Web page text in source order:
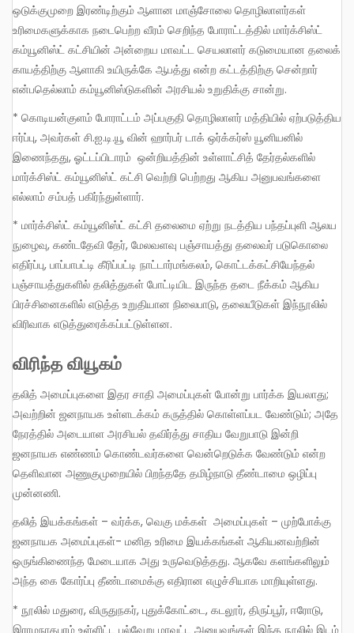
ஒடுக்குமுறை இரண்டிற்கும் ஆளான மாஞ்சோலை தொழிலாளர்கள்
உரிமைகளுக்காக நடைபெற்ற வீரம் செறிந்த போராட்டத்தில் மார்க்சிஸ்ட்
கம்யூனிஸ்ட் கட்சியின் அன்றைய மாவட்ட செயலாளர் கடுமையான தலைக்
காயத்திற்கு ஆளாகி உயிருக்கே ஆபத்து என்ற கட்டத்திற்கு சென்றார்
என்பதெல்லாம் கம்யூனிஸ்டுகளின் அரசியல் உறுதிக்கு சான்று.
* கொடியன்குளம் போராட்டம் அப்பகுதி தொழிலாளர் மத்தியில் ஏற்படுத்திய
ஈர்ப்பு, அவர்கள் சி.ஐ.டி.யூ வின் ஹார்பர் டாக் ஒர்க்கர்ஸ் யூனியனில்
இணைந்தது, ஓட்டப்பிடாரம் ஒன்றியத்தின் உள்ளாட்சித் தேர்தல்களில்
மார்க்சிஸ்ட் கம்யூனிஸ்ட் கட்சி வெற்றி பெற்றது ஆகிய அனுபவங்களை
எல்லாம் சம்பத் பகிர்ந்துள்ளார்.
* மார்க்சிஸ்ட் கம்யூனிஸ்ட் கட்சி தலைமை ஏற்று நடத்திய பந்தப்புளி ஆலய
நுழைவு, கண்டதேவி தேர், மேலவளவு பஞ்சாயத்து தலைவர் படுகொலை
எதிர்ப்பு, பாப்பாபட்டி கீரிப்பட்டி நாட்டார்மங்கலம், கொட்டக்கட்சியேந்தல்
பஞ்சாயத்துகளில் தலித்துகள் போட்டியிட இருந்த தடை நீக்கம் ஆகிய
பிரச்சினைகளில் எடுத்த உறுதியான நிலைபாடு, தலையீடுகள் இந்நூலில்
விரிவாக எடுத்துரைக்கப்பட்டுள்ளன.
விரிந்த வியூகம்
தலித் அமைப்புகளை இதர சாதி அமைப்புகள் போன்று பார்க்க இயலாது;
அவற்றின் ஜனநாயக உள்ளடக்கம் கருத்தில் கொள்ளப்பட வேண்டும்; அதே
நேரத்தில் அடையாள அரசியல் தவிர்த்து சாதிய வேறுபாடு இன்றி
ஜனநாயக எண்ணம் கொண்டவர்களை வென்றெடுக்க வேண்டும் என்ற
தெளிவான அணுகுமுறையில் பிறந்ததே தமிழ்நாடு தீண்டாமை ஒழிப்பு
முன்னணி.
தலித் இயக்கங்கள் – வர்க்க, வெகு மக்கள் அமைப்புகள் – முற்போக்கு
ஜனநாயக அமைப்புகள்- மனித உரிமை இயக்கங்கள் ஆகியனவற்றின்
ஒருங்கிணைந்த மேடையாக அது உருவெடுத்தது. ஆகவே களங்களிலும்
அந்த கை கோர்ப்பு தீண்டாமைக்கு எதிரான எழுச்சியாக மாறியுள்ளது.
* நூலில் மதுரை, விருதுநகர், புதுக்கோட்டை, கடலூர், திருப்பூர், ஈரோடு,
இராமநாதபுரம் உள்ளிட்ட பல்வேறு மாவட்ட அனுபவங்கள் இந்த நூலில் இடம்